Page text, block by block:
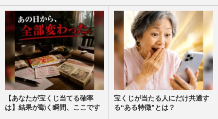
【あなたが宝くじ当てる確率
は】結果が動く瞬間、ここです
宝くじが当たる人にだけ共通す
る“ある特徴”とは？